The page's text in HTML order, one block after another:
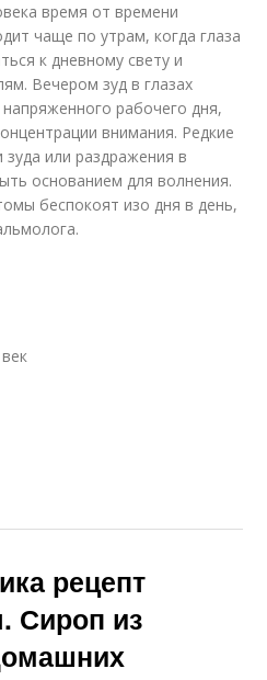
время от времени
чаще по утрам, когда глаза
к дневному свету и
Вечером зуд в глазах
рабочего дня,
внимания. Редкие
или раздражения в
основанием для волнения.
беспокоят изо дня в день,
рецепт
Сироп из